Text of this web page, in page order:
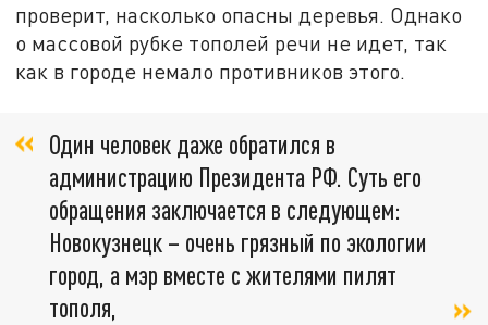
проверит, насколько опасны деревья. Однако
о массовой рубке тополей речи не идет, так
как в городе немало противников этого.
Один человек даже обратился в
администрацию Президента РФ. Суть его
обращения заключается в следующем:
Новокузнецк – очень грязный по экологии
город, а мэр вместе с жителями пилят
тополя,